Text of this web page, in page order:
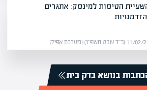
הטיסות למינסק: אתגרים
(כ״ד שבט תשפ״ו) | מערכת אפיק
בנושא בדק בית